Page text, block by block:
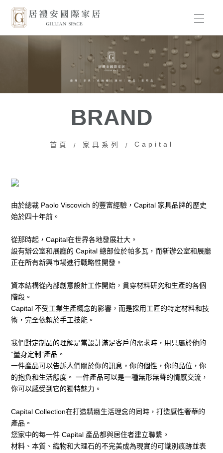
HOME
BRAND
PRODUCT
WORKS
ABOUT US
CONTACT
gillian0814@gillianspace.art
06-2951998
台南市安平區永華路二段869號
FOLLOW US
BRAND
首頁 家具系列 Capital
由於總裁 Paolo Viscovich 的豐富經驗，Capital 家具品牌的歷史
始於四十年前。
從那時起，Capital在世界各地發展壯大。
設有辦公室和展廳的 Capital 總部位於帕多瓦，而新辦公室和展廳
正在所有新興市場進行戰略性開發。
資本結構從內部創意設計工作開始，貫穿材料研究和生產的各個
階段。
Capital 不受工業生產概念的影響，而是採用工匠的特定材料和技
術，完全依賴於手工技能。
我們對定制品的理解是當設計滿足客戶的需求時，用只屬於他的
“量身定制”產品。
一件產品可以告訴人們關於你的訊息，你的個性，你的品位，你
的抱負和生活態度。 一件產品可以是一種無形無聲的情感交流，
你可以感受到它的獨特魅力。
Capital Collection在打造精緻生活理念的同時，打造感性奢華的
產品。
您家中的每一件 Capital 產品都與居住者建立聯繫。
材料、本質、織物和大理石的不完美成為現實的可識別痕跡並表